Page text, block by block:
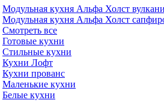
Модульная кухня Альфа Холст
Модульная кухня Альфа Холст
Смотреть все
Готовые кухни
Стильные кухни
Кухни Лофт
Кухни прованс
Маленькие кухни
Белые кухни